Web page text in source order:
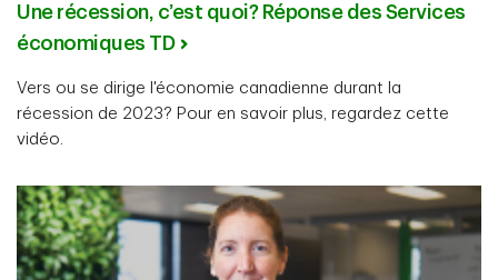
Une récession, c’est quoi? Réponse des Services
économiques TD
Vers ou se dirige l'économie canadienne durant la
récession de 2023? Pour en savoir plus, regardez cette
vidéo.